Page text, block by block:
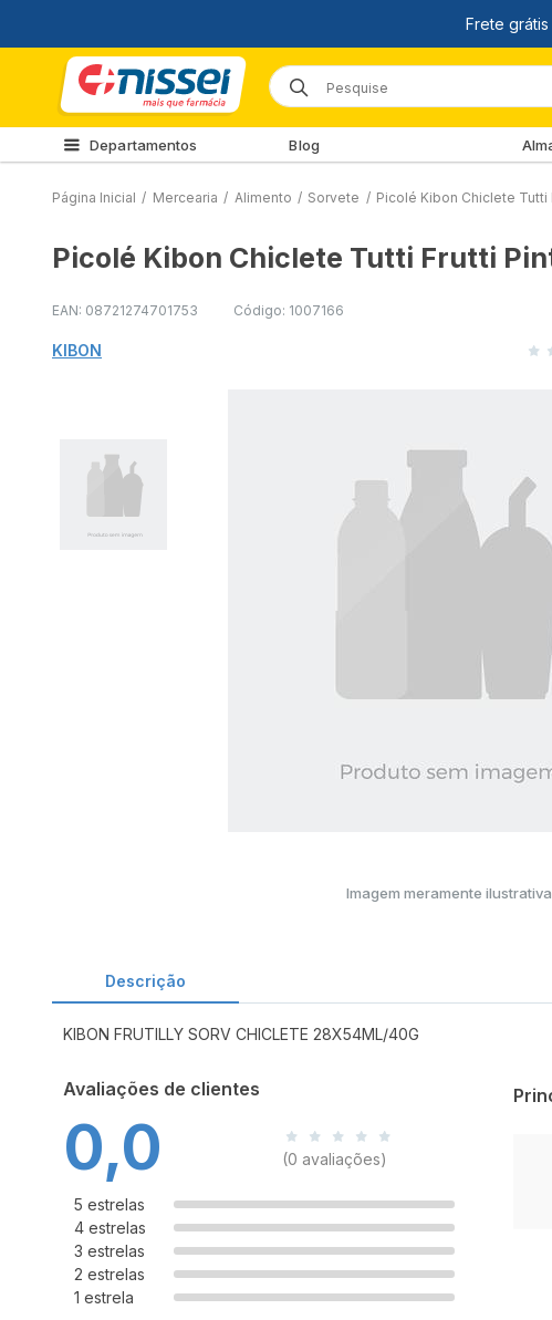
Departamentos Blog
Página Inicial / Mercearia / Alimento / Sorvete / Picolé Kibon Chiclete Tutti
Picolé Kibon Chiclete Tutti Frutti
EAN: 08721274701753 Código: 1007166
KIBON
Imagem meramente ilustrativa
Descrição
KIBON FRUTILLY SORV CHICLETE 28X54ML/40G
Avaliações de clientes
0,0 (0 avaliações)
5 estrelas
4 estrelas
3 estrelas
2 estrelas
1 estrela